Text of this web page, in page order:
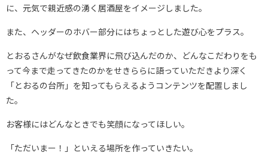
に、元気で親近感の湧く居酒屋をイメージしました。
また、ヘッダーのホバー部分にはちょっとした遊び心をプラス。
とおるさんがなぜ飲食業界に飛び込んだのか、どんなこだわりをも
って今まで走ってきたのかをせきららに語っていただきより深く
「とおるの台所」を知ってもらえるようコンテンツを配置しまし
た。
お客様にはどんなときでも笑顔になってほしい。
「ただいまー！」といえる場所を作っていきたい。